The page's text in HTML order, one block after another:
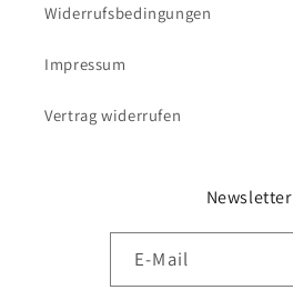
Widerrufsbedingungen
Impressum
Vertrag widerrufen
Newsletter
E-Mail